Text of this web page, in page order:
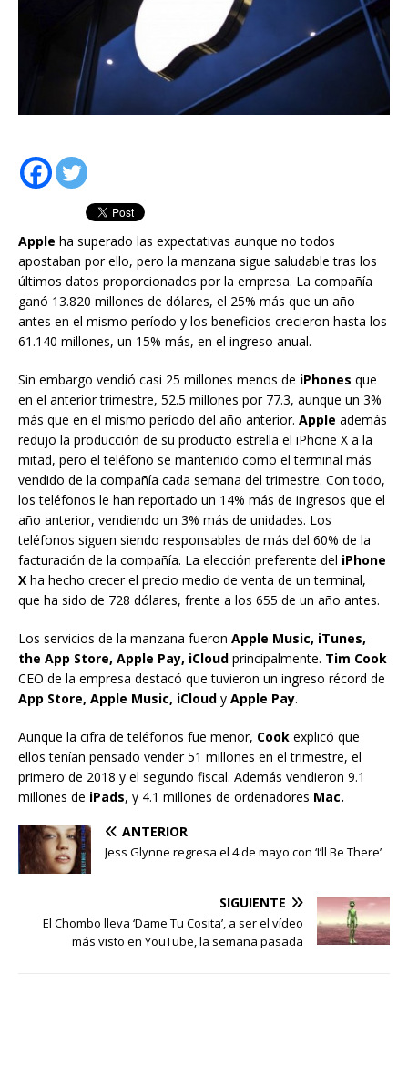
Apple ha superado las expectativas aunque no todos
apostaban por ello, pero la manzana sigue saludable tras los
últimos datos proporcionados por la empresa. La compañía
ganó 13.820 millones de dólares, el 25% más que un año
antes en el mismo período y los beneficios crecieron hasta los
61.140 millones, un 15% más, en el ingreso anual.
Sin embargo vendió casi 25 millones menos de iPhones que
en el anterior trimestre, 52.5 millones por 77.3, aunque un 3%
más que en el mismo período del año anterior. Apple además
redujo la producción de su producto estrella el iPhone X a la
mitad, pero el teléfono se mantenido como el terminal más
vendido de la compañía cada semana del trimestre. Con todo,
los teléfonos le han reportado un 14% más de ingresos que el
año anterior, vendiendo un 3% más de unidades. Los
teléfonos siguen siendo responsables de más del 60% de la
facturación de la compañía. La elección preferente del iPhone
X ha hecho crecer el precio medio de venta de un terminal,
que ha sido de 728 dólares, frente a los 655 de un año antes.
Los servicios de la manzana fueron Apple Music, iTunes,
the App Store, Apple Pay, iCloud principalmente. Tim Cook
CEO de la empresa destacó que tuvieron un ingreso récord de
App Store, Apple Music, iCloud y Apple Pay.
Aunque la cifra de teléfonos fue menor, Cook explicó que
ellos tenían pensado vender 51 millones en el trimestre, el
primero de 2018 y el segundo fiscal. Además vendieron 9.1
millones de iPads, y 4.1 millones de ordenadores Mac.
ANTERIOR
Jess Glynne regresa el 4 de mayo con ‘I’ll Be There’
SIGUIENTE
El Chombo lleva ‘Dame Tu Cosita’, a ser el vídeo
más visto en YouTube, la semana pasada